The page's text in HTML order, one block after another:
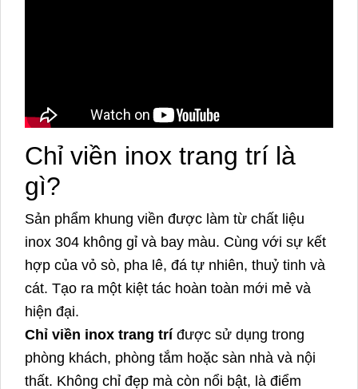
Chỉ viền inox trang trí là
gì?
Sản phẩm khung viền được làm từ chất liệu
inox 304 không gỉ và bay màu. Cùng với sự kết
hợp của vỏ sò, pha lê, đá tự nhiên, thuỷ tinh và
cát. Tạo ra một kiệt tác hoàn toàn mới mẻ và
hiện đại.
Chỉ viền inox trang trí được sử dụng trong
phòng khách, phòng tắm hoặc sàn nhà và nội
thất. Không chỉ đẹp mà còn nổi bật, là điểm